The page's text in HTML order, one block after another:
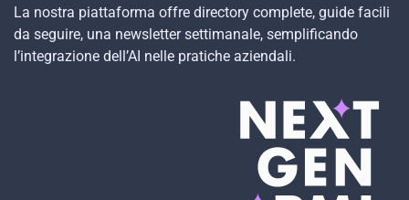
La nostra piattaforma offre directory complete, guide facili
da seguire, una newsletter settimanale, semplificando
l’integrazione dell’AI nelle pratiche aziendali.